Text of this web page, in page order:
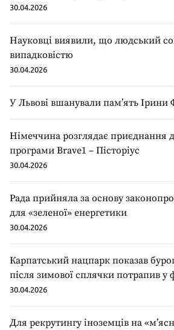
30.04.2026
Науковці виявили, що людський
випадковістю
30.04.2026
У Львові вшанували пам’ять Ірини
Німеччина розглядає приєднання
програми Brave1 – Пісторіус
30.04.2026
Рада прийняла за основу
для «зеленої» енергетики
30.04.2026
Карпатський нацпарк показав
після зимової сплячки потрапив у
30.04.2026
Для рекрутингу іноземців на